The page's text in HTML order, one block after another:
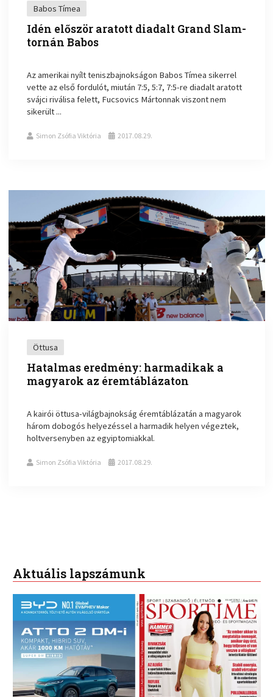
Babos Tímea
Idén először aratott diadalt Grand Slam-
tornán Babos
Az amerikai nyílt teniszbajnokságon Babos Tímea sikerrel
vette az első fordulót, miután 7:5, 5:7, 7:5-re diadalt aratott
svájci riválisa felett, Fucsovics Mártonnak viszont nem
sikerült ...
Simon Zsófia Viktória 2017.08.29.
Öttusa
Hatalmas eredmény: harmadikak a
magyarok az éremtáblázaton
A kairói öttusa-világbajnokság éremtáblázatán a magyarok
három dobogós helyezéssel a harmadik helyen végeztek,
holtversenyben az egyiptomiakkal.
Simon Zsófia Viktória 2017.08.29.
Aktuális lapszámunk